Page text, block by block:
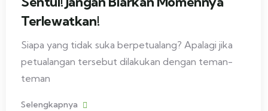
Terlewatkan!
Siapa yang tidak suka berpetualang? Apalagi jika
petualangan tersebut dilakukan dengan teman-
teman
Selengkapnya